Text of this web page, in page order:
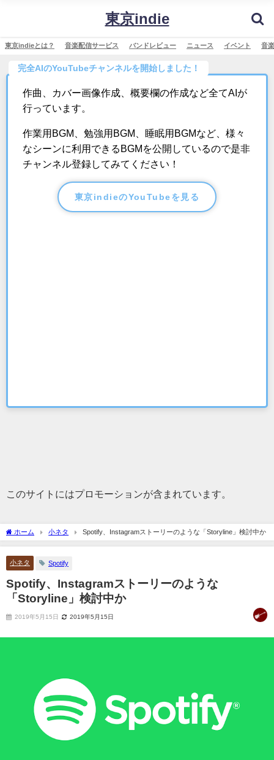
東京indie
東京indieとは？ 音楽配信サービス バンドレビュー ニュース イベント 音
完全AIのYouTubeチャンネルを開始しました！
作曲、カバー画像作成、概要欄の作成など全てAIが
行っています。
作業用BGM、勉強用BGM、睡眠用BGMなど、様々
なシーンに利用できるBGMを公開しているので是非
チャンネル登録してみてください！
東京indieのYouTubeを見る
このサイトにはプロモーションが含まれています。
ホーム 小ネタ Spotify、Instagramストーリーのような「Storyline」検討中か
小ネタ Spotify
Spotify、Instagramストーリーのような
「Storyline」検討中か
2019年5月15日 2019年5月15日